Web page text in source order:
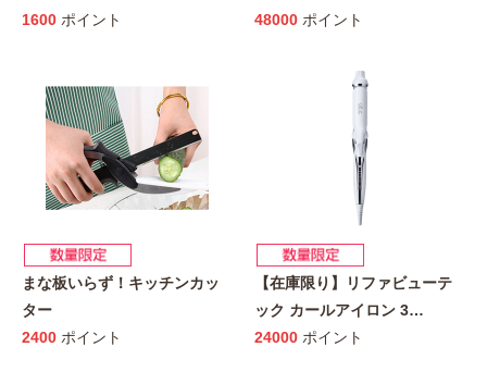
1600 ポイント
48000 ポイント
まな板いらず！キッチンカッ
ター
2400 ポイント
【在庫限り】リファビューテ
ック カールアイロン 3…
24000 ポイント